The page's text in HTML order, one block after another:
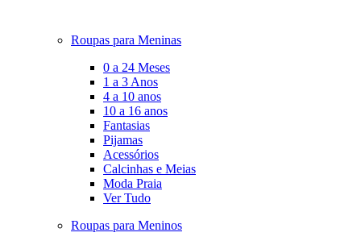
Roupas para Meninas
0 a 24 Meses
1 a 3 Anos
4 a 10 anos
10 a 16 anos
Fantasias
Pijamas
Acessórios
Calcinhas e Meias
Moda Praia
Ver Tudo
Roupas para Meninos